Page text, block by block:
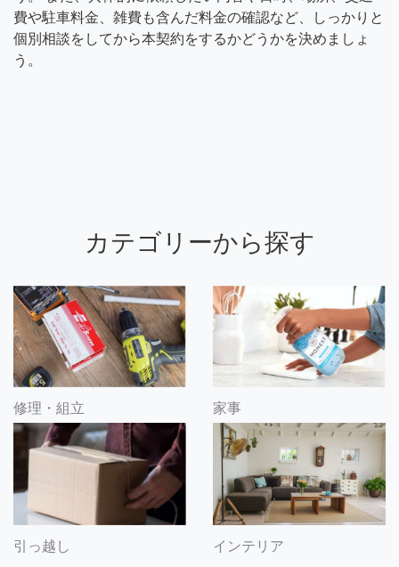
費や駐車料金、雑費も含んだ料金の確認など、しっかりと
個別相談をしてから本契約をするかどうかを決めましょ
う。
カテゴリーから探す
修理・組立 家事
引っ越し インテリア